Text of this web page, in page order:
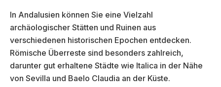
In Andalusien können Sie eine Vielzahl
archäologischer Stätten und Ruinen aus
verschiedenen historischen Epochen entdecken.
Römische Überreste sind besonders zahlreich,
darunter gut erhaltene Städte wie Italica in der Nähe
von Sevilla und Baelo Claudia an der Küste.